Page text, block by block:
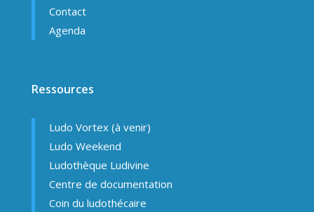
Contact
Agenda
Ressources
Ludo Vortex (à venir)
Ludo Weekend
Ludothèque Ludivine
Centre de documentation
Coin du ludothécaire